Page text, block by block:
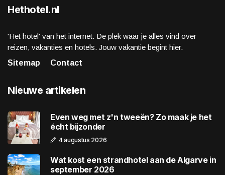
Hethotel.nl
'Het hotel' van het internet. De plek waar je alles vind over
reizen, vakanties en hotels. Jouw vakantie begint hier.
Sitemap
Contact
Nieuwe artikelen
Even weg met z'n tweeën? Zo maak je het
écht bijzonder
4 augustus 2026
Wat kost een strandhotel aan de Algarve in
september 2026